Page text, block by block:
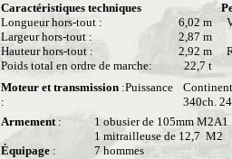
Caractéristiques techniques
Longueur hors-tout :
Largeur hors-tout :
Hauteur hors-tout :
Poids total en ordre de marche:
6,02 m
2,87 m
2,92 m
22,7 t
Moteur et transmission :Puissance
:
340ch.
Armement:
Équipage :
1 obusier de 105mm M2A1
1 mitrailleuse de 12,7 M2
7 hommes